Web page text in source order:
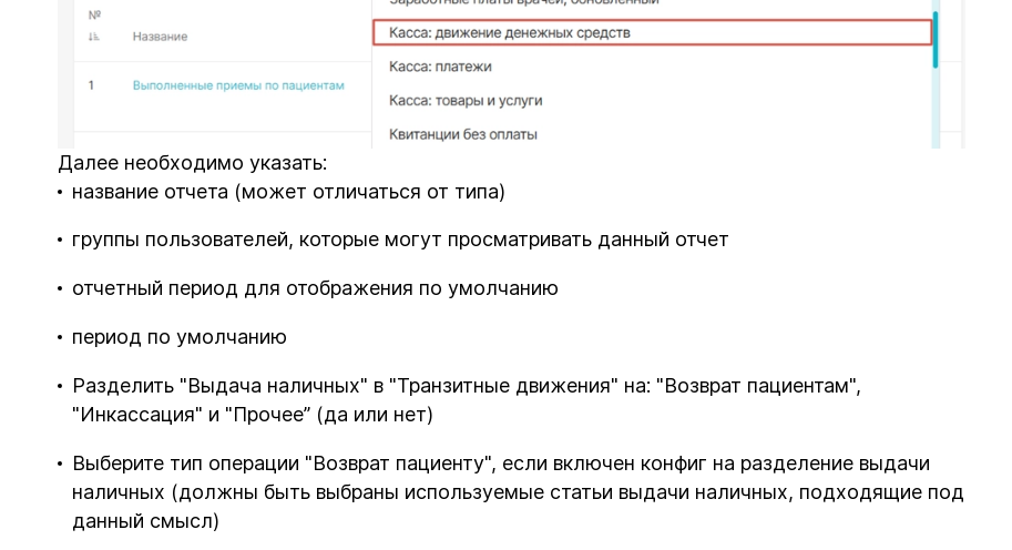
Далее необходимо указать:
название отчета (может отличаться от типа)
группы пользователей, которые могут просматривать данный отчет
отчетный период для отображения по умолчанию
период по умолчанию
Разделить "Выдача наличных" в "Транзитные движения" на: "Возврат пациентам",
"Инкассация" и "Прочее” (да или нет)
Выберите тип операции "Возврат пациенту", если включен конфиг на разделение выдачи
наличных (должны быть выбраны используемые статьи выдачи наличных, подходящие под
данный смысл)